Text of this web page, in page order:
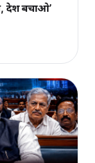
देश बचाओ’